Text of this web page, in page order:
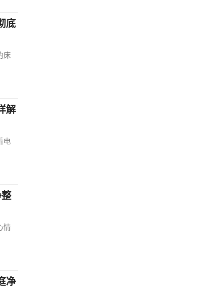
底
床
解
电
情
净